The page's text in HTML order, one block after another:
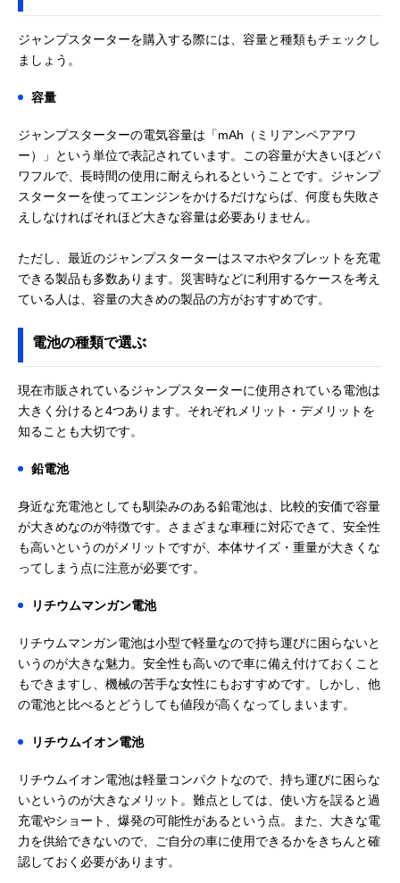
ジャンプスターターを購入する際には、容量と種類もチェックし
ましょう。
容量
ジャンプスターターの電気容量は「mAh（ミリアンペアアワ
ー）」という単位で表記されています。この容量が大きいほどパ
ワフルで、長時間の使用に耐えられるということです。ジャンプ
スターターを使ってエンジンをかけるだけならば、何度も失敗さ
えしなければそれほど大きな容量は必要ありません。
ただし、最近のジャンプスターターはスマホやタブレットを充電
できる製品も多数あります。災害時などに利用するケースを考え
ている人は、容量の大きめの製品の方がおすすめです。
電池の種類で選ぶ
現在市販されているジャンプスターターに使用されている電池は
大きく分けると4つあります。それぞれメリット・デメリットを
知ることも大切です。
鉛電池
身近な充電池としても馴染みのある鉛電池は、比較的安価で容量
が大きめなのが特徴です。さまざまな車種に対応できて、安全性
も高いというのがメリットですが、本体サイズ・重量が大きくな
ってしまう点に注意が必要です。
リチウムマンガン電池
リチウムマンガン電池は小型で軽量なので持ち運びに困らないと
いうのが大きな魅力。安全性も高いので車に備え付けておくこと
もできますし、機械の苦手な女性にもおすすめです。しかし、他
の電池と比べるとどうしても値段が高くなってしまいます。
リチウムイオン電池
リチウムイオン電池は軽量コンパクトなので、持ち運びに困らな
いというのが大きなメリット。難点としては、使い方を誤ると過
充電やショート、爆発の可能性があるという点。また、大きな電
力を供給できないので、ご自分の車に使用できるかをきちんと確
認しておく必要があります。